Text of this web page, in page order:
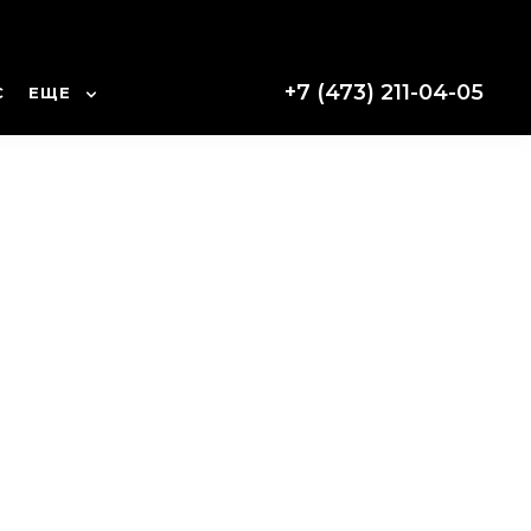
ЕЩЕ +7 (473) 211-04-05